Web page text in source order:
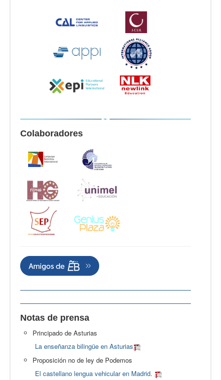
Colaboradores
Notas de prensa
Principado de Asturias
La enseñanza bilingüe en Asturias
Proposición no de ley de Podemos
El castellano lengua vehicular en Madrid.